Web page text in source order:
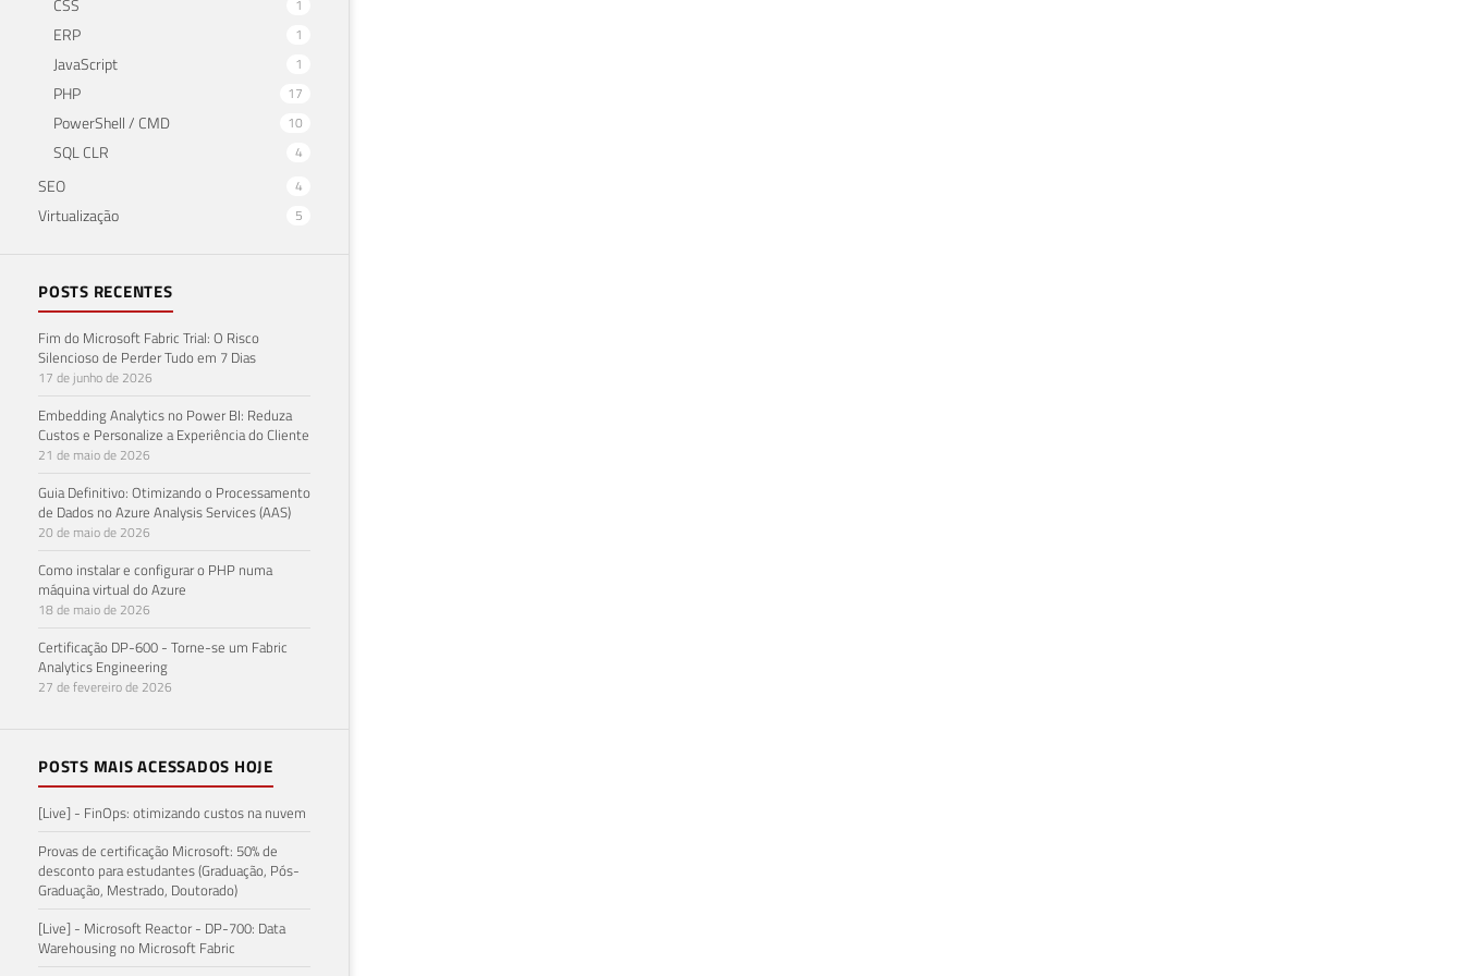
1
ERP 1
JavaScript 1
PHP 17
PowerShell / CMD 10
SQL CLR 4
SEO 4
Virtualização 5
POSTS RECENTES
Fim do Microsoft Fabric Trial: O Risco
Silencioso de Perder Tudo em 7 Dias
17 de junho de 2026
Embedding Analytics no Power BI: Reduza
Custos e Personalize a Experiência do Cliente
21 de maio de 2026
Guia Definitivo: Otimizando o Processamento
de Dados no Azure Analysis Services (AAS)
20 de maio de 2026
Como instalar e configurar o PHP numa
máquina virtual do Azure
18 de maio de 2026
Certificação DP-600 - Torne-se um Fabric
Analytics Engineering
27 de fevereiro de 2026
POSTS MAIS ACESSADOS HOJE
[Live] - FinOps: otimizando custos na nuvem
Provas de certificação Microsoft: 50% de
desconto para estudantes (Graduação, Pós-
Graduação, Mestrado, Doutorado)
[Live] - Microsoft Reactor - DP-700: Data
Warehousing no Microsoft Fabric